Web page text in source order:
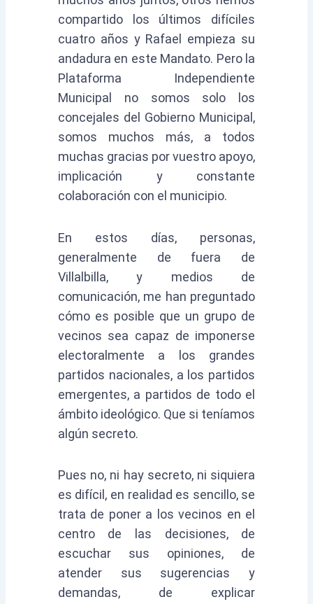
compartido los últimos difíciles
cuatro años y Rafael empieza su
andadura en este Mandato. Pero la
Plataforma Independiente
Municipal no somos solo los
concejales del Gobierno Municipal,
somos muchos más, a todos
muchas gracias por vuestro apoyo,
implicación y constante
colaboración con el municipio.
En estos días, personas,
generalmente de fuera de
Villalbilla, y medios de
comunicación, me han preguntado
cómo es posible que un grupo de
vecinos sea capaz de imponerse
electoralmente a los grandes
partidos nacionales, a los partidos
emergentes, a partidos de todo el
ámbito ideológico. Que si teníamos
algún secreto.
Pues no, ni hay secreto, ni siquiera
es difícil, en realidad es sencillo, se
trata de poner a los vecinos en el
centro de las decisiones, de
escuchar sus opiniones, de
atender sus sugerencias y
demandas, de explicar